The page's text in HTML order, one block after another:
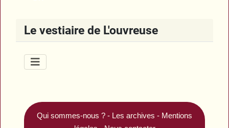
Le vestiaire de L'ouvreuse
Qui sommes-nous ? - Les archives - Mentions